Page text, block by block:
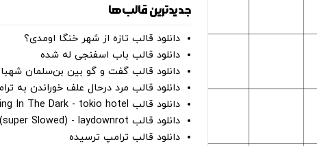
جدیدترین قالب‌ها
دانلود قالب تازه از شهر خنگا اومدی؟
دانلود قالب باب اسفنجی له شده
دانلود قالب گفت و گو بین بن‌سلمان
دانلود قالب مرد درحال علف خوراندن به
دانلود قالب Dancing In The Dark - tokio hotel
دانلود قالب hunter eyes (super Slowed) - laydownrot
دانلود قالب ترامپ ترسیده